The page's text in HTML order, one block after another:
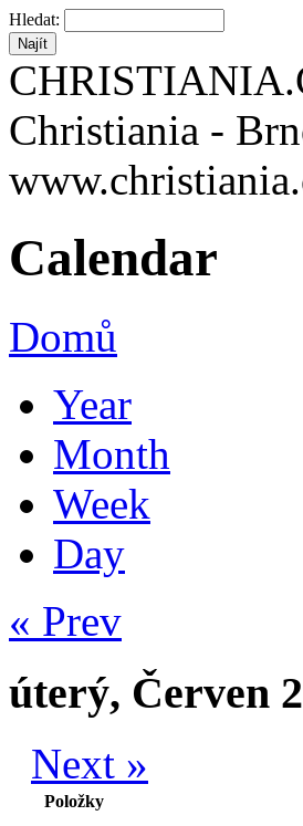
Hledat:
Christiania -
Calendar
Domů
Year
Month
Week
Day
« Prev
úterý, Červen
Next »
Položky